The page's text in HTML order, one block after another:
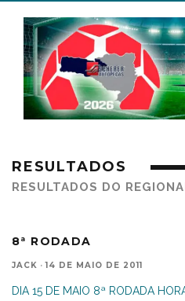
RESULTADOS
RESULTADOS DO
8ª RODADA
JACK · 14 DE MAIO DE 2011
DIA 15 DE MAIO 8ª RODADA